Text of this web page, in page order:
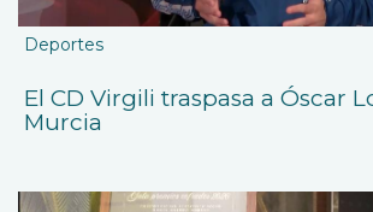
Deportes
El CD Virgili traspasa a Óscar
Murcia